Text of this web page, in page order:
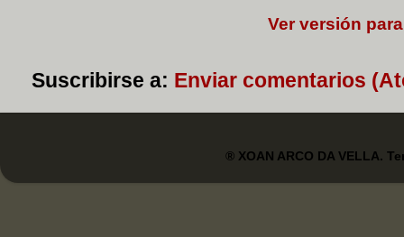
Ver versión
Suscribirse a: Enviar comentarios
® XOAN ARCO DA VELLA.